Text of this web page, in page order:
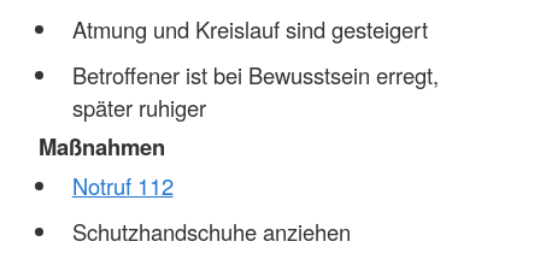
Atmung und Kreislauf sind gesteigert
Betroffener ist bei Bewusstsein erregt,
später ruhiger
Maßnahmen
Notruf 112
Schutzhandschuhe anziehen